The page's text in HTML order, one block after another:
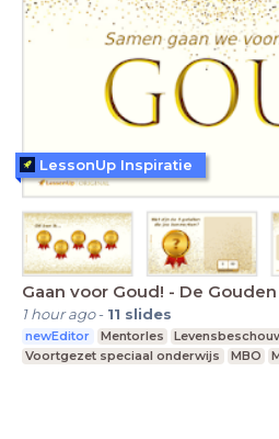
Gaan voor Goud! - De
1 hour ago- 11 slides
newEditor Mentorles
Voortgezet speciaal onderwijs
MBO
LessonUp Inspiratie